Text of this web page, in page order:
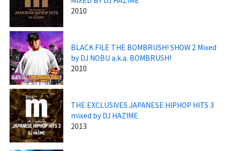
2010
BLACK FILE THE BOMBRUSH! SHOW 2 Mixed
by DJ NOBU a.k.a. BOMBRUSH!
2010
THE EXCLUSIVES JAPANESE HIPHOP HITS 3
mixed by DJ HAZIME
2013